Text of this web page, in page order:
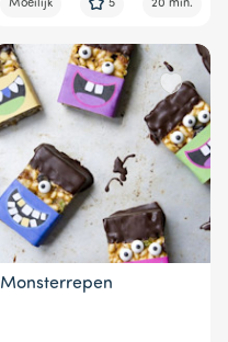
Moeilijk 5 20 min.
Monsterrepen